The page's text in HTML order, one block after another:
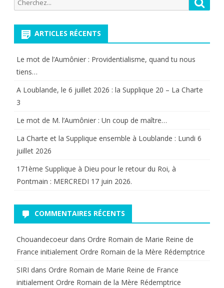
du
pour:
ARTICLES RÉCENTS
Le mot de l’Aumônier : Providentialisme, quand tu nous
tiens…
A Loublande, le 6 juillet 2026 : la Supplique 20 – La Charte
3
Le mot de M. l’Aumônier : Un coup de maître…
La Charte et la Supplique ensemble à Loublande : Lundi 6
juillet 2026
171ème Supplique à Dieu pour le retour du Roi, à
Pontmain : MERCREDI 17 juin 2026.
COMMENTAIRES RÉCENTS
Chouandecoeur dans Ordre Romain de Marie Reine de
France initialement Ordre Romain de la Mère Rédemptrice
SIRI dans Ordre Romain de Marie Reine de France
initialement Ordre Romain de la Mère Rédemptrice